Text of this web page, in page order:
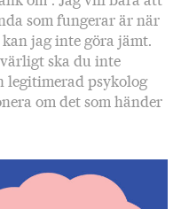
som fungerar är när
jag inte göra jämt.
ska du inte
legitimerad psykolog
om det som händer